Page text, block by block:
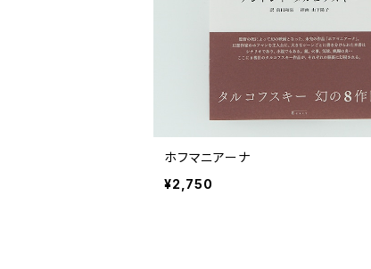
ホフマニアーナ
¥2,750